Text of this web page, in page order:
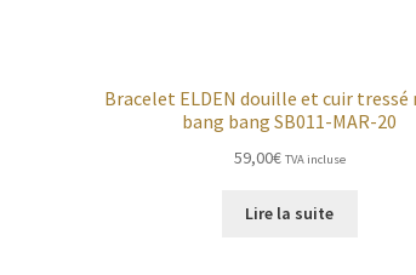
Bracelet ELDEN douille et cuir tressé
bang bang SB011-MAR-20
59,00€ TVA incluse
Lire la suite